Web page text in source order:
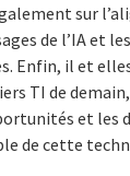
sur
de l’IA et
Enfin, il et
TI de
et les
de cette